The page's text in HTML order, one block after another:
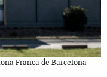
Franca de Barcelona